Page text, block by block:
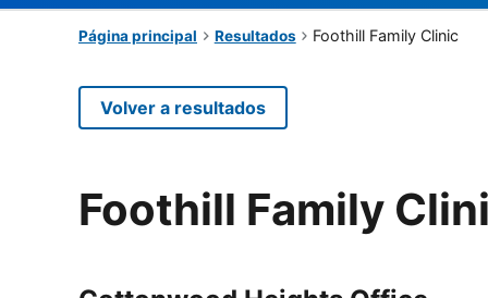
Página principal Resultados Foothill Family Clinic
Volver a resultados
Foothill Family